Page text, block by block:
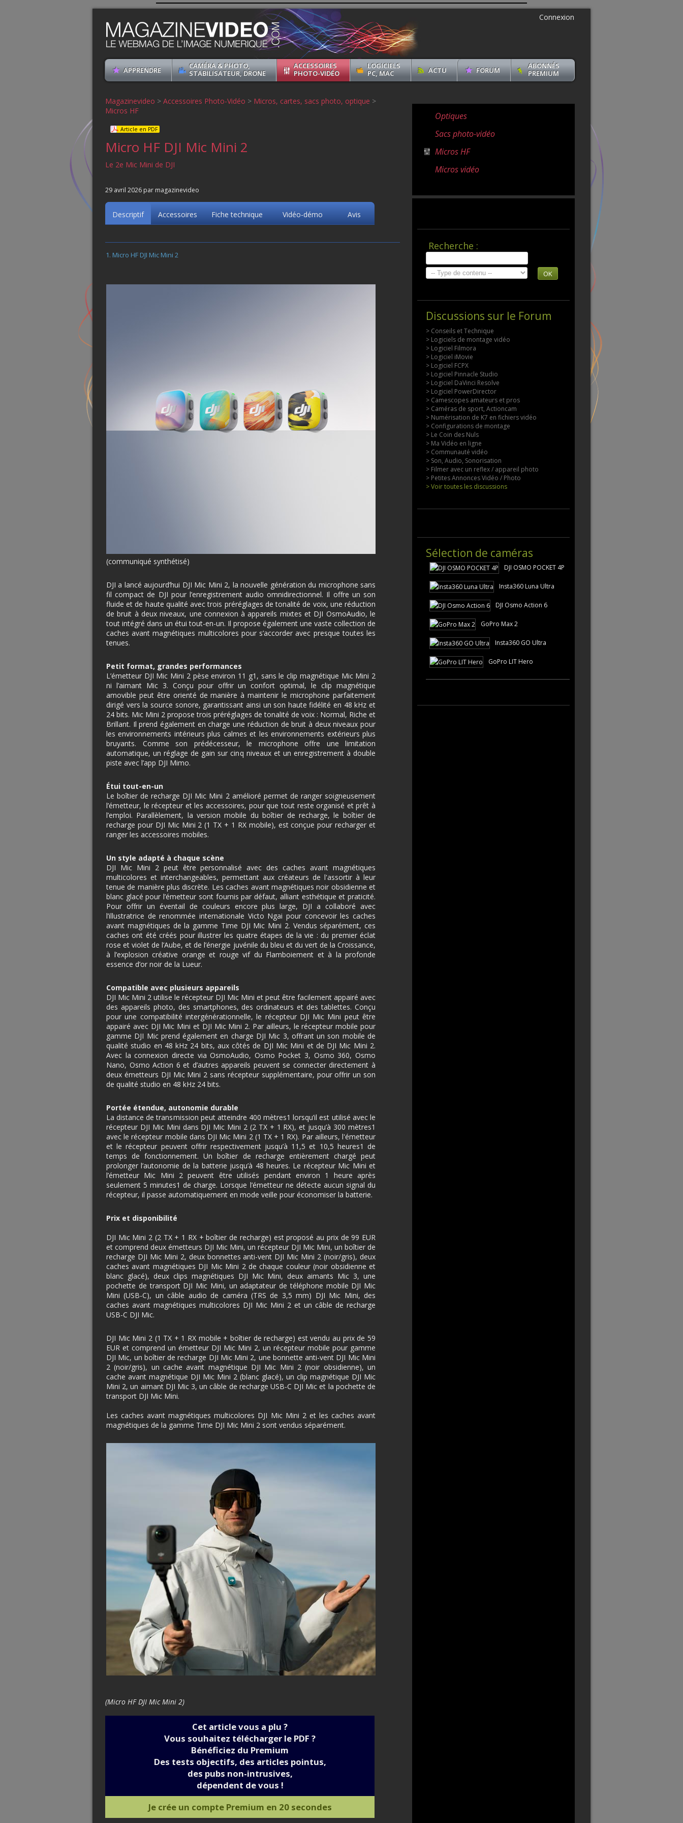
Connexion
APPRENDRE
CAMÉRA & PHOTO,
STABILISATEUR, DRONE
ACCESSOIRES
PHOTO-VIDÉO
LOGICIELS
PC, MAC
ACTU FORUM
ABONNÉS
PREMIUM
Magazinevideo > Accessoires Photo-Vidéo > Micros, cartes, sacs photo, optique >
Micros HF
Article en PDF
Micro HF DJI Mic Mini 2
Le 2e Mic Mini de DJI
29 avril 2026 par magazinevideo
Descriptif Accessoires Fiche technique Vidéo-démo Avis
Micro HF DJI Mic Mini 2
(communiqué synthétisé)
DJI a lancé aujourd’hui DJI Mic Mini 2, la nouvelle génération du microphone sans
fil compact de DJI pour l’enregistrement audio omnidirectionnel. Il offre un son
fluide et de haute qualité avec trois préréglages de tonalité de voix, une réduction
de bruit à deux niveaux, une connexion à appareils mixtes et DJI OsmoAudio, le
tout intégré dans un étui tout-en-un. Il propose également une vaste collection de
caches avant magnétiques multicolores pour s’accorder avec presque toutes les
tenues.
Petit format, grandes performances
L’émetteur DJI Mic Mini 2 pèse environ 11 g1, sans le clip magnétique Mic Mini 2
ni l’aimant Mic 3. Conçu pour offrir un confort optimal, le clip magnétique
amovible peut être orienté de manière à maintenir le microphone parfaitement
dirigé vers la source sonore, garantissant ainsi un son haute fidélité en 48 kHz et
24 bits. Mic Mini 2 propose trois préréglages de tonalité de voix : Normal, Riche et
Brillant. Il prend également en charge une réduction de bruit à deux niveaux pour
les environnements intérieurs plus calmes et les environnements extérieurs plus
bruyants. Comme son prédécesseur, le microphone offre une limitation
automatique, un réglage de gain sur cinq niveaux et un enregistrement à double
piste avec l’app DJI Mimo.
Étui tout-en-un
Le boîtier de recharge DJI Mic Mini 2 amélioré permet de ranger soigneusement
l’émetteur, le récepteur et les accessoires, pour que tout reste organisé et prêt à
l’emploi. Parallèlement, la version mobile du boîtier de recharge, le boîtier de
recharge pour DJI Mic Mini 2 (1 TX + 1 RX mobile), est conçue pour recharger et
ranger les accessoires mobiles.
Un style adapté à chaque scène
DJI Mic Mini 2 peut être personnalisé avec des caches avant magnétiques
multicolores et interchangeables, permettant aux créateurs de l'assortir à leur
tenue de manière plus discrète. Les caches avant magnétiques noir obsidienne et
blanc glacé pour l’émetteur sont fournis par défaut, alliant esthétique et praticité.
Pour offrir un éventail de couleurs encore plus large, DJI a collaboré avec
l’illustratrice de renommée internationale Victo Ngai pour concevoir les caches
avant magnétiques de la gamme Time DJI Mic Mini 2. Vendus séparément, ces
caches ont été créés pour illustrer les quatre étapes de la vie : du premier éclat
rose et violet de l’Aube, et de l’énergie juvénile du bleu et du vert de la Croissance,
à l’explosion créative orange et rouge vif du Flamboiement et à la profonde
essence d’or noir de la Lueur.
Compatible avec plusieurs appareils
DJI Mic Mini 2 utilise le récepteur DJI Mic Mini et peut être facilement appairé avec
des appareils photo, des smartphones, des ordinateurs et des tablettes. Conçu
pour une compatibilité intergénérationnelle, le récepteur DJI Mic Mini peut être
appairé avec DJI Mic Mini et DJI Mic Mini 2. Par ailleurs, le récepteur mobile pour
gamme DJI Mic prend également en charge DJI Mic 3, offrant un son mobile de
qualité studio en 48 kHz 24 bits, aux côtés de DJI Mic Mini et de DJI Mic Mini 2.
Avec la connexion directe via OsmoAudio, Osmo Pocket 3, Osmo 360, Osmo
Nano, Osmo Action 6 et d’autres appareils peuvent se connecter directement à
deux émetteurs DJI Mic Mini 2 sans récepteur supplémentaire, pour offrir un son
de qualité studio en 48 kHz 24 bits.
Portée étendue, autonomie durable
La distance de transmission peut atteindre 400 mètres1 lorsqu’il est utilisé avec le
récepteur DJI Mic Mini dans DJI Mic Mini 2 (2 TX + 1 RX), et jusqu’à 300 mètres1
avec le récepteur mobile dans DJI Mic Mini 2 (1 TX + 1 RX). Par ailleurs, l'émetteur
et le récepteur peuvent offrir respectivement jusqu’à 11,5 et 10,5 heures1 de
temps de fonctionnement. Un boîtier de recharge entièrement chargé peut
prolonger l’autonomie de la batterie jusqu’à 48 heures. Le récepteur Mic Mini et
l’émetteur Mic Mini 2 peuvent être utilisés pendant environ 1 heure après
seulement 5 minutes1 de charge. Lorsque l’émetteur ne détecte aucun signal du
récepteur, il passe automatiquement en mode veille pour économiser la batterie.
Prix et disponibilité
DJI Mic Mini 2 (2 TX + 1 RX + boîtier de recharge) est proposé au prix de 99 EUR
et comprend deux émetteurs DJI Mic Mini, un récepteur DJI Mic Mini, un boîtier de
recharge DJI Mic Mini 2, deux bonnettes anti-vent DJI Mic Mini 2 (noir/gris), deux
caches avant magnétiques DJI Mic Mini 2 de chaque couleur (noir obsidienne et
blanc glacé), deux clips magnétiques DJI Mic Mini, deux aimants Mic 3, une
pochette de transport DJI Mic Mini, un adaptateur de téléphone mobile DJI Mic
Mini (USB-C), un câble audio de caméra (TRS de 3,5 mm) DJI Mic Mini, des
caches avant magnétiques multicolores DJI Mic Mini 2 et un câble de recharge
USB-C DJI Mic.
DJI Mic Mini 2 (1 TX + 1 RX mobile + boîtier de recharge) est vendu au prix de 59
EUR et comprend un émetteur DJI Mic Mini 2, un récepteur mobile pour gamme
DJI Mic, un boîtier de recharge DJI Mic Mini 2, une bonnette anti-vent DJI Mic Mini
2 (noir/gris), un cache avant magnétique DJI Mic Mini 2 (noir obsidienne), un
cache avant magnétique DJI Mic Mini 2 (blanc glacé), un clip magnétique DJI Mic
Mini 2, un aimant DJI Mic 3, un câble de recharge USB-C DJI Mic et la pochette de
transport DJI Mic Mini.
Les caches avant magnétiques multicolores DJI Mic Mini 2 et les caches avant
magnétiques de la gamme Time DJI Mic Mini 2 sont vendus séparément.
(Micro HF DJI Mic Mini 2)
Cet article vous a plu ?
Vous souhaitez télécharger le PDF ?
Bénéficiez du Premium
Des tests objectifs, des articles pointus,
des pubs non-intrusives,
dépendent de vous !
Je crée un compte Premium en 20 secondes
Optiques
Sacs photo-vidéo
Micros HF
Micros vidéo
Recherche :
OK
Discussions sur le Forum
> Conseils et Technique
> Logiciels de montage vidéo
> Logiciel Filmora
> Logiciel iMovie
> Logiciel FCPX
> Logiciel Pinnacle Studio
> Logiciel DaVinci Resolve
> Logiciel PowerDirector
> Camescopes amateurs et pros
> Caméras de sport, Actioncam
> Numérisation de K7 en fichiers vidéo
> Configurations de montage
> Le Coin des Nuls
> Ma Vidéo en ligne
> Communauté vidéo
> Son, Audio, Sonorisation
> Filmer avec un reflex / appareil photo
> Petites Annonces Vidéo / Photo
> Voir toutes les discussions
Sélection de caméras
DJI OSMO POCKET 4P
Insta360 Luna Ultra
DJI Osmo Action 6
GoPro Max 2
Insta360 GO Ultra
GoPro LIT Hero